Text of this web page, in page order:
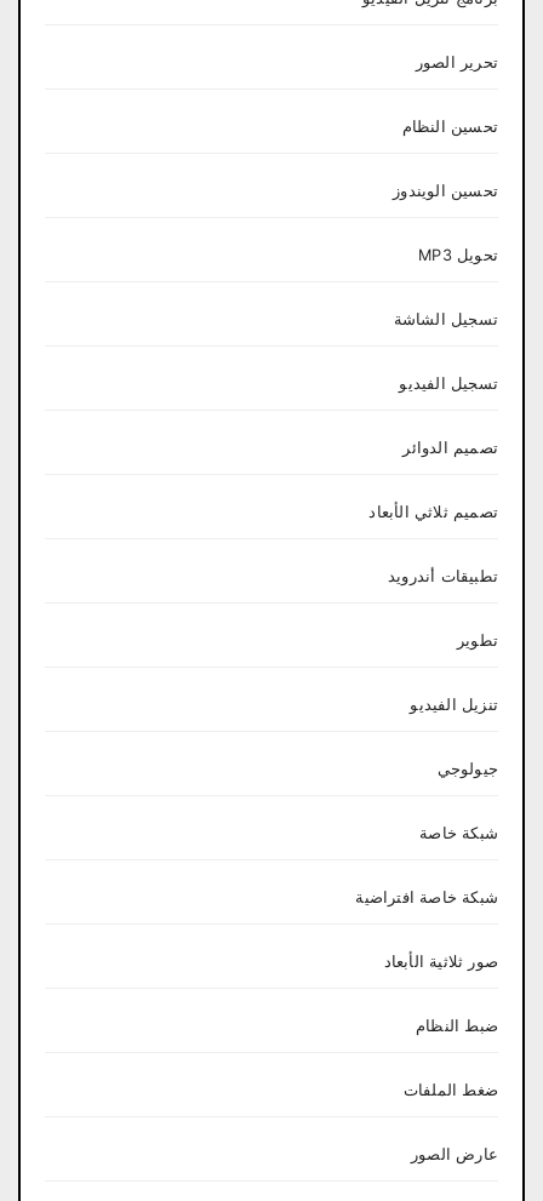
تحرير الصور
تحسين النظام
تحسين الويندوز
تحويل MP3
تسجيل الشاشة
تسجيل الفيديو
تصميم الدوائر
تصميم ثلاثي الأبعاد
تطبيقات أندرويد
تطوير
تنزيل الفيديو
جيولوجي
شبكة خاصة
شبكة خاصة افتراضية
صور ثلاثية الأبعاد
ضبط النظام
ضغط الملفات
عارض الصور